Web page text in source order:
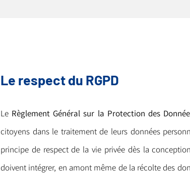
Le respect du RGPD
Le Règlement Général sur la Protection des
citoyens dans le traitement de leurs données
principe de respect de la vie privée dès la
doivent intégrer, en amont même de la récolte des